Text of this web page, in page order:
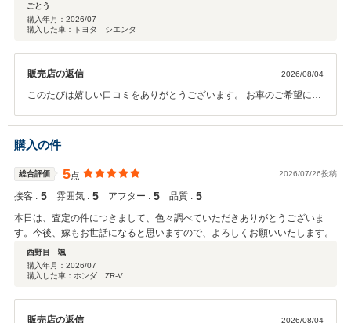
ごとう
購入年月： 2026/07
購入した車：トヨタ シエンタ
販売店の返信 2026/08/04
このたびは嬉しい口コミをありがとうございます。 お車のご希望につ
ことを大変嬉しく思います。 これからもお客様一人ひとりのご要望に
寄り添い、安心してお車選びをお任せいただけるよう、迅速かつ丁寧
ます。
購入の件
総合評価 5点 2026/07/26投稿
接客 : 5 雰囲気 : 5 アフター : 5 品質 : 5
本日は、査定の件につきまして、色々調べていただきありがとうございま
す。今後、嫁もお世話になると思いますので、よろしくお願いいたします。
西野目 颯
購入年月： 2026/07
購入した車：ホンダ ZR-V
販売店の返信 2026/08/04